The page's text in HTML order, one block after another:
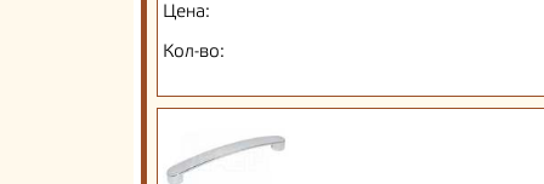
Цена:
Кол-во: